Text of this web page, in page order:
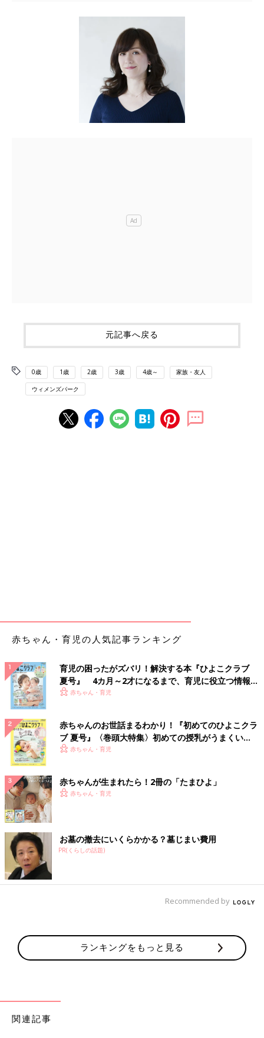
元記事へ戻る
0歳 1歳 2歳 3歳 4歳～ 家族・友人
ウィメンズパーク
赤ちゃん・育児の人気記事ランキング
育児の困ったがズバリ！解決する本『ひよこクラブ
夏号』 4カ月～2才になるまで、育児に役立つ情報が
いっぱい！
赤ちゃん・育児
赤ちゃんのお世話まるわかり！『初めてのひよこクラ
ブ 夏号』〈巻頭大特集〉初めての授乳がうまくい
く！ おっぱい・ミルクの基本と夏のトラブル 解決テ
赤ちゃん・育児
赤ちゃんが生まれたら！2冊の「たまひよ」
赤ちゃん・育児
お墓の撤去にいくらかかる？墓じまい費用
PR(くらしの話題)
Recommended by
ランキングをもっと見る
関連記事